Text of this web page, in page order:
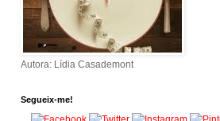
Autora: Lídia Casademont
Segueix-me!